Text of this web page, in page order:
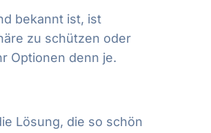
bekannt ist, ist
zu schützen oder
Optionen denn je.
Lösung, die so schön